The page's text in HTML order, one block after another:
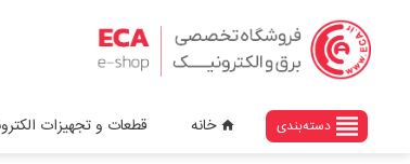
view_headline دسته‌بندی home خانه قطعات و تجهیزات